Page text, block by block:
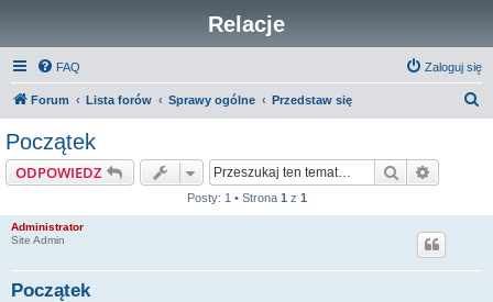
Relacje
FAQ Zaloguj się
Forum Lista forów Sprawy ogólne Przedstaw się
Początek
ODPOWIEDZ Szukaj
Posty: 1 • Strona 1 z 1
Administrator
Site Admin
Początek